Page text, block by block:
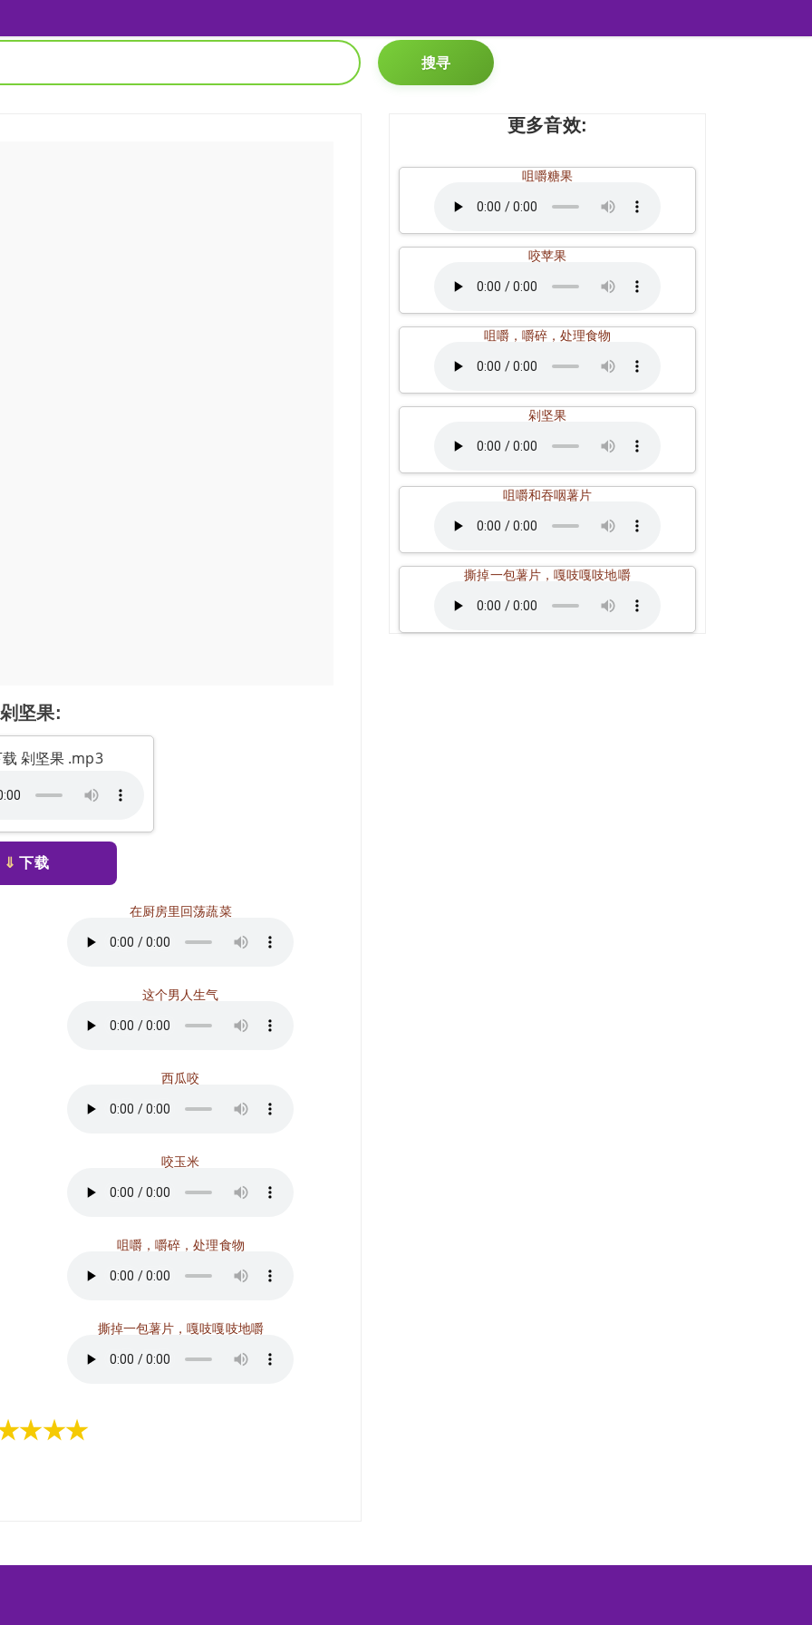
搜寻
剁坚果:
剁坚果 .mp3
⇓ 下载
在厨房里回荡蔬菜
这个男人生气
西瓜咬
咬玉米
咀嚼，嚼碎，处理食物
撕掉一包薯片，嘎吱嘎吱地嚼
更多音效:
咀嚼糖果
咬苹果
咀嚼，嚼碎，处理食物
剁坚果
咀嚼和吞咽薯片
撕掉一包薯片，嘎吱嘎吱地嚼